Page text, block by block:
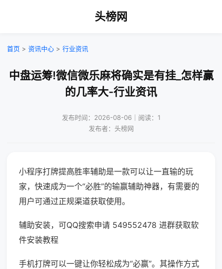
头榜网
首页 > 资讯中心 > 行业资讯
中盘运筹!微信微乐麻将确实是有挂_怎样赢
的几率大-行业资讯
发布时间：2026-08-06｜阅读：1
发布者：头榜网
小程序打牌提高胜率辅助是一款可以让一直输的玩
家，快速成为一个“必胜”的输赢辅助神器，有需要的
用户可通过正规渠道获取使用。
辅助安装，可QQ搜索申请 549552478 进群获取软
件安装教程
手机打牌可以一键让你轻松成为“必赢”。其操作方式